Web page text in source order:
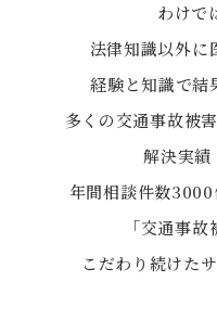
わけで
法律知識以外に
経験と知識で結
多くの交通事故被
解決実績
年間相談件数3000
「交通事
こだわり続けた